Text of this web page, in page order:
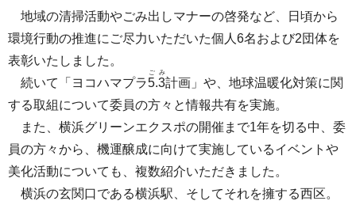
地域の清掃活動やごみ出しマナーの啓発など、日頃から
環境行動の推進にご尽力いただいた個人6名および2団体を
表彰いたしました。
続いて「ヨコハマプラ5
ご
.3
み
計画」や、地球温暖化対策に関
する取組について委員の方々と情報共有を実施。
また、横浜グリーンエクスポの開催まで1年を切る中、委
員の方々から、機運醸成に向けて実施しているイベントや
美化活動についても、複数紹介いただきました。
横浜の玄関口である横浜駅、そしてそれを擁する西区。